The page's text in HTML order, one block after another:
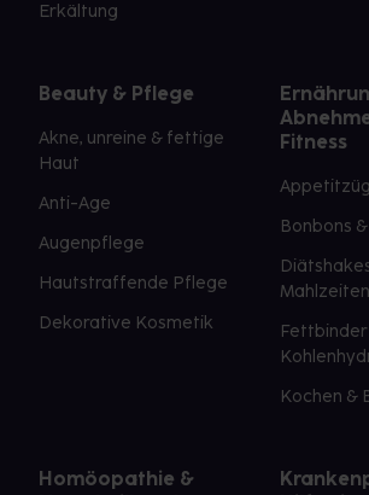
Erkältung
Beauty & Pflege
Akne, unreine & fettige
Haut
Anti-Age
Augenpflege
Hautstraffende Pflege
Dekorative Kosmetik
Fitness
Bonbons
Kochen &
Homöopathie &